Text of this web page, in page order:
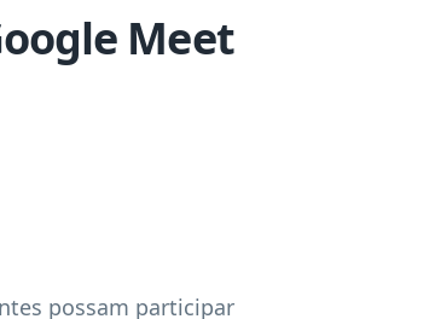
Meet
possam participar